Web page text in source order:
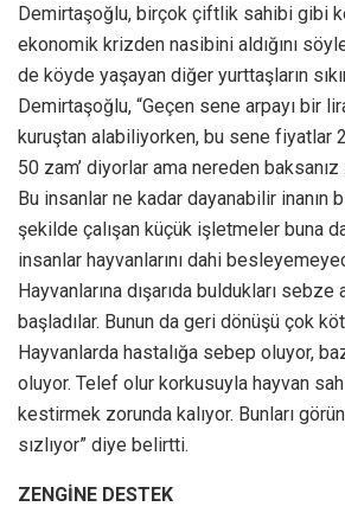
Demirtaşoğlu, birçok çiftlik sahibi gibi
ekonomik krizden nasibini aldığını
de köyde yaşayan diğer yurttaşların
Demirtaşoğlu, “Geçen sene arpayı bir
kuruştan alabiliyorken, bu sene fiyatlar 2
50 zam’ diyorlar ama nereden
Bu insanlar ne kadar dayanabilir inanın
şekilde çalışan küçük işletmeler buna
insanlar hayvanlarını dahi
Hayvanlarına dışarıda buldukları sebze
başladılar. Bunun da geri dönüşü çok
Hayvanlarda hastalığa sebep oluyor,
oluyor. Telef olur korkusuyla hayvan
kestirmek zorunda kalıyor. Bunları
sızlıyor” diye belirtti.
ZENGİNE DESTEK